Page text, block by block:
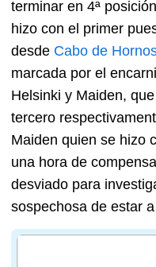
terminar en 4ª
hizo con el primer
desde Cabo de
marcada por el
Helsinki y Maiden,
tercero
Maiden quien se hizo
una hora de
desviado para
sospechosa de estar